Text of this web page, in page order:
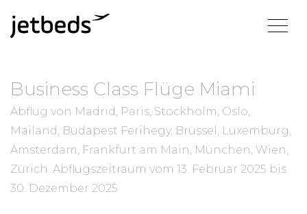
Business Class Flüge Miami
Abflug von Madrid, Paris, Stockholm, Oslo,
Mailand, Budapest Ferihegy, Brüssel, Luxemburg,
Amsterdam, Frankfurt am Main, München, Wien,
Zürich. Abflugszeitraum vom 13. Februar 2025 bis
30. Dezember 2025